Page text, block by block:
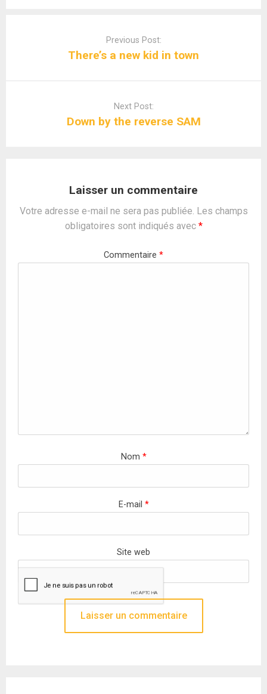
Previous Post:
There’s a new kid in town
Next Post:
Down by the reverse SAM
Laisser un commentaire
Votre adresse e-mail ne sera pas publiée. Les champs
obligatoires sont indiqués avec *
Commentaire *
Nom *
E-mail *
Site web